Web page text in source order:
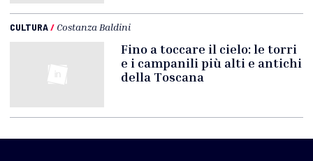
CULTURA/ Costanza Baldini
Fino a toccare il cielo: le torri
e i campanili più alti e antichi
della Toscana